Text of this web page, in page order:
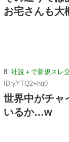
お宅さんも大
8: 社説＋で新規スレ
ID:yYTQ2+hq0
世界中がチャ
いるか…w